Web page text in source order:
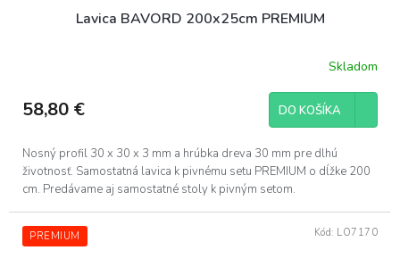
Lavica BAVORD 200x25cm PREMIUM
Skladom
58,80 € DO KOŠÍKA
Nosný profil 30 x 30 x 3 mm a hrúbka dreva 30 mm pre dlhú
životnosť. Samostatná lavica k pivnému setu PREMIUM o dĺžke 200
cm. Predávame aj samostatné stoly k pivným setom.
PREMIUM Kód: LO7170